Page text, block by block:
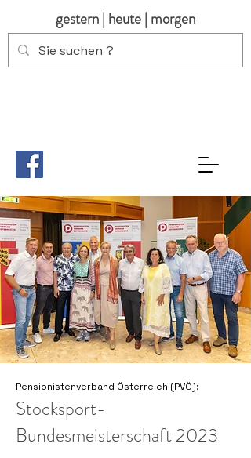
gestern | heute | morgen
Pensionistenverband Österreich (PVÖ):
Stocksport-
Bundesmeisterschaft 2023